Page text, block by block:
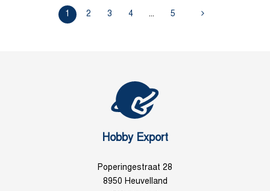
1 2 3 4 ... 5
Hobby Export
Poperingestraat 28
8950 Heuvelland